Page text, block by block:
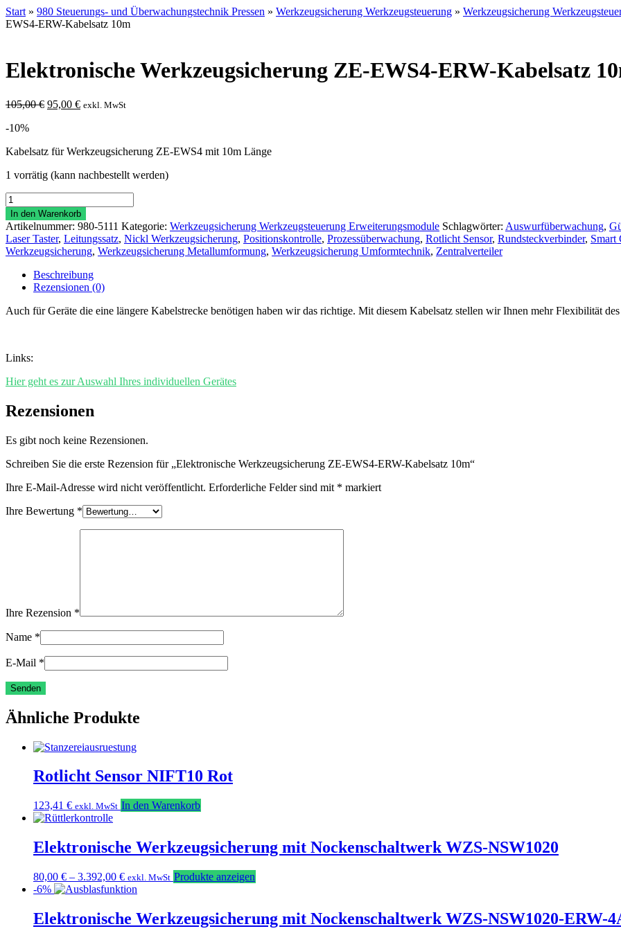
Start » 980 Steuerungs- und Überwachungstechnik Pressen » Werkzeugsicherung Werkzeugsteuerung » Werkzeugsicherung
EWS4-ERW-Kabelsatz 10m
Elektronische Werkzeugsicherung ZE-EWS4-ERW-Kabelsatz
105,00€ Ursprünglicher
95,00 €Aktueller
exkl. MwSt
-10%
Kabelsatz für Werkzeugsicherung ZE-EWS4 mit 10m Länge
1 vorrätig (kann nachbestellt werden)
Elektronische
Werkzeugsicherung
ZE-
EWS4-
ERW-
Kabelsatz
10m
Menge
In den Warenkorb
Artikelnummer: 980-5111 Kategorie: Werkzeugsicherung Werkzeugsteuerung Erweiterungsmodule Schlagwörter: Auswurfüberwachung,
Laser Taster, Leitungssatz, Nickl Werkzeugsicherung, Positionskontrolle, Prozessüberwachung, Rotlicht Sensor, Rundsteckverbinder, Smart
Werkzeugsicherung, Werkzeugsicherung Metallumformung, Werkzeugsicherung Umformtechnik, Zentralverteiler
Beschreibung
Rezensionen (0)
Auch für Geräte die eine längere Kabelstrecke benötigen haben wir das richtige. Mit diesem Kabelsatz stellen wir Ihnen mehr Flexibilität
Links:
Hier geht es zur Auswahl Ihres individuellen Gerätes
Rezensionen
Es gibt noch keine Rezensionen.
Schreiben Sie die erste Rezension für „Elektronische Werkzeugsicherung ZE-EWS4-ERW-Kabelsatz 10m“
Ihre E-Mail-Adresse wird nicht veröffentlicht. Erforderliche Felder sind mit * markiert
Ihre Bewertung *
Ihre Rezension *
Name *
E-Mail *
Ähnliche Produkte
Rotlicht Sensor NIFT10 Rot
123,41 € exkl. MwSt In den Warenkorb
Elektronische Werkzeugsicherung mit Nockenschaltwerk WZS-NSW1020
80,00 € – 3.392,00 € exkl. MwSt Produkte anzeigen
-6%
Elektronische Werkzeugsicherung mit Nockenschaltwerk WZS-NSW1020-ERW-